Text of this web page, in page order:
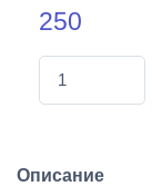
250
Описание